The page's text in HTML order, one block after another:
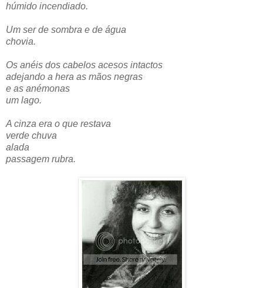
húmido incendiado.
Um ser de sombra e de água
chovia.
Os anéis dos cabelos acesos intactos
adejando a hera as mãos negras
e as anémonas
um lago.
A cinza era o que restava
verde chuva
alada
passagem rubra.